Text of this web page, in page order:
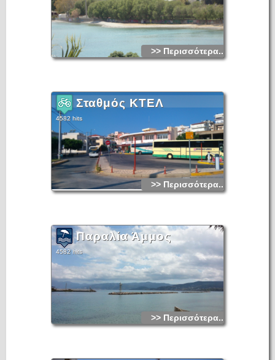
>> Περισσότερα...
Σταθμός ΚΤΕΛ
4582 hits
>> Περισσότερα...
Παραλία Άμμος
4582 hits
>> Περισσότερα...